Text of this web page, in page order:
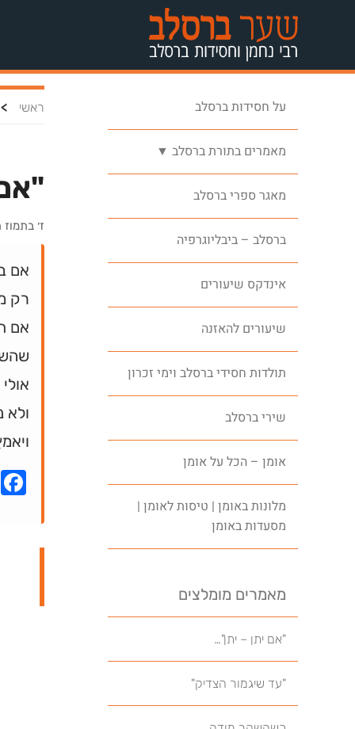
על חסידות ברסלב
מאמרים בתורת ברסלב ▼
מאגר ספרי ברסלב
ברסלב – ביבליוגרפיה
אינדקס שיעורים
שיעורים להאזנה
תולדות חסידי ברסלב וימי זכרון
שירי ברסלב
אומן – הכל על אומן
מלונות באומן | טיסות לאומן |
מסעדות באומן
מאמרים מומלצים
"אם יתן – יתן"…
"עד שיגמור הצדיק"
ראשי >
ז׳
אם
רק
אם
ולא